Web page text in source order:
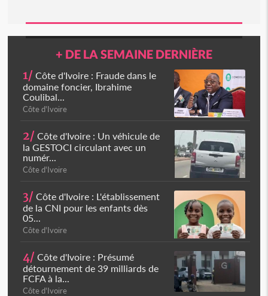
+ DE LA SEMAINE DERNIÈRE
1/ Côte d'Ivoire : Fraude dans le
domaine foncier, Ibrahime
Coulibal...
Côte d'Ivoire
2/ Côte d'Ivoire : Un véhicule de
la GESTOCI circulant avec un
numér...
Côte d'Ivoire
3/ Côte d'Ivoire : L'établissement
de la CNI pour les enfants dès
05...
Côte d'Ivoire
4/ Côte d'Ivoire : Présumé
détournement de 39 milliards de
FCFA à la...
Côte d'Ivoire